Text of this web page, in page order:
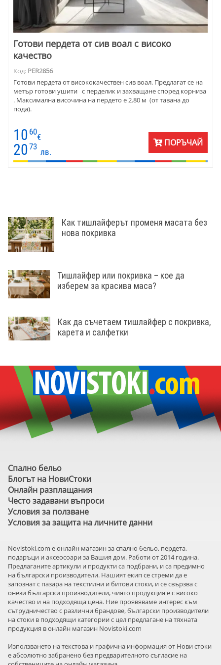
Готови пердета от сив воал с високо
качество
Код: PER2856
Готови пердета от висококачествен сив воал. Предлагат се на
метър готови ушити с перделик и захващане според корниза
. Максимална височина на пердето е 2.80 м (от тавана до
пода).
10 60
€
2073
лв.
ПОРЪЧАЙ
Как тишлайферът променя масата без
нова покривка
Тишлайфер или покривка – кое да
изберем за красива маса?
Как да съчетаем тишлайфер с покривка,
карета и салфетки
Спално бельо
Блогът на НовиСтоки
Онлайн разплащания
Често задавани въпроси
Условия за ползване
Условия за защита на личните данни
Novistoki.com e онлайн магазин за спално бельо, пердета,
подаръци и аксеосоари за Вашия дом. Работи от 2014 година.
Предлаганите артикули и продукти са подбрани, и са предимно
на български производители. Нашият екип се стреми да е
запознат с пазара на текстилни и битови стоки, и се свързва с
онези български производители, чиято продукция е с високо
качество и на подходяща цена. Ние проявяваме интерес към
сътрудничество с различни брандове, български производители
на стоки в подходящи категории с цел предлагане на тяхната
продукция в онлайн магазин Novistoki.com
Използването на текстова и графична информация от Нови стоки
е абсолютно забранено без предварителното съгласие на